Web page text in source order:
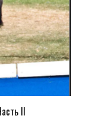
о новых
II